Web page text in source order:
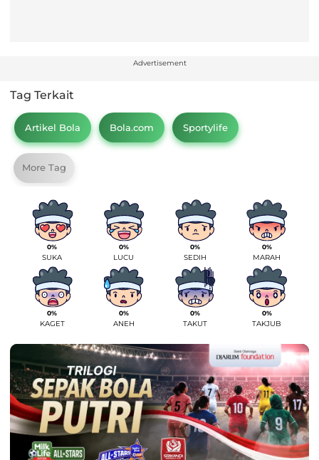
Advertisement
Tag Terkait
Artikel Bola Bola.com Sportylife
More Tag
0%
SUKA
0%
LUCU
0%
SEDIH
0%
MARAH
0%
KAGET
0%
ANEH
0%
TAKUT
0%
TAKJUB